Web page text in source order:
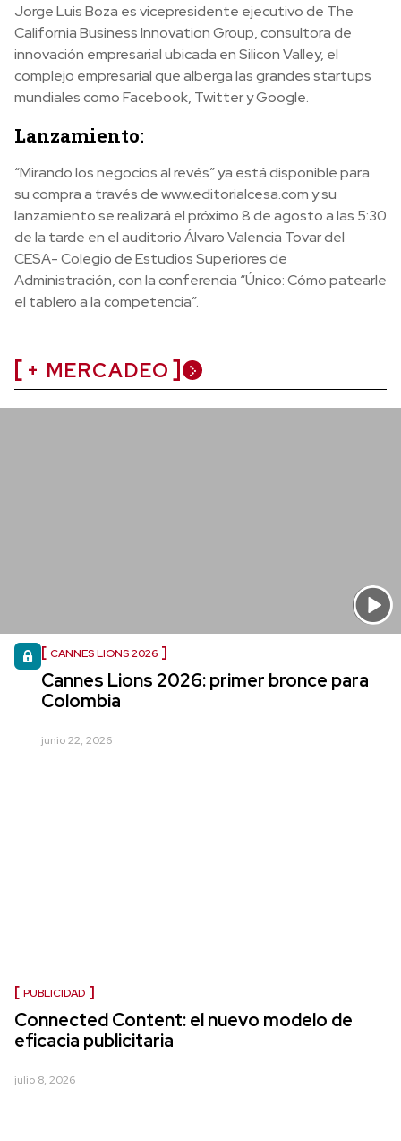
Jorge Luis Boza es vicepresidente ejecutivo de The
California Business Innovation Group, consultora de
innovación empresarial ubicada en Silicon Valley, el
complejo empresarial que alberga las grandes startups
mundiales como Facebook, Twitter y Google.
Lanzamiento:
“Mirando los negocios al revés” ya está disponible para
su compra a través de www.editorialcesa.com y su
lanzamiento se realizará el próximo 8 de agosto a las 5:30
de la tarde en el auditorio Álvaro Valencia Tovar del
CESA- Colegio de Estudios Superiores de
Administración, con la conferencia “Único: Cómo patearle
el tablero a la competencia”.
+ MERCADEO
CANNES LIONS 2026
Cannes Lions 2026: primer bronce para
Colombia
junio 22, 2026
PUBLICIDAD
Connected Content: el nuevo modelo de
eficacia publicitaria
julio 8, 2026